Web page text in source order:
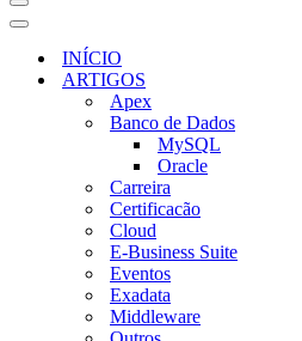
Menu
de
navegação
Menu
navegaçãoINÍCIO
ARTIGOS
Apex
Banco de Dados
MySQL
Oracle
Carreira
Certificacão
Cloud
E-Business Suite
Eventos
Exadata
Middleware